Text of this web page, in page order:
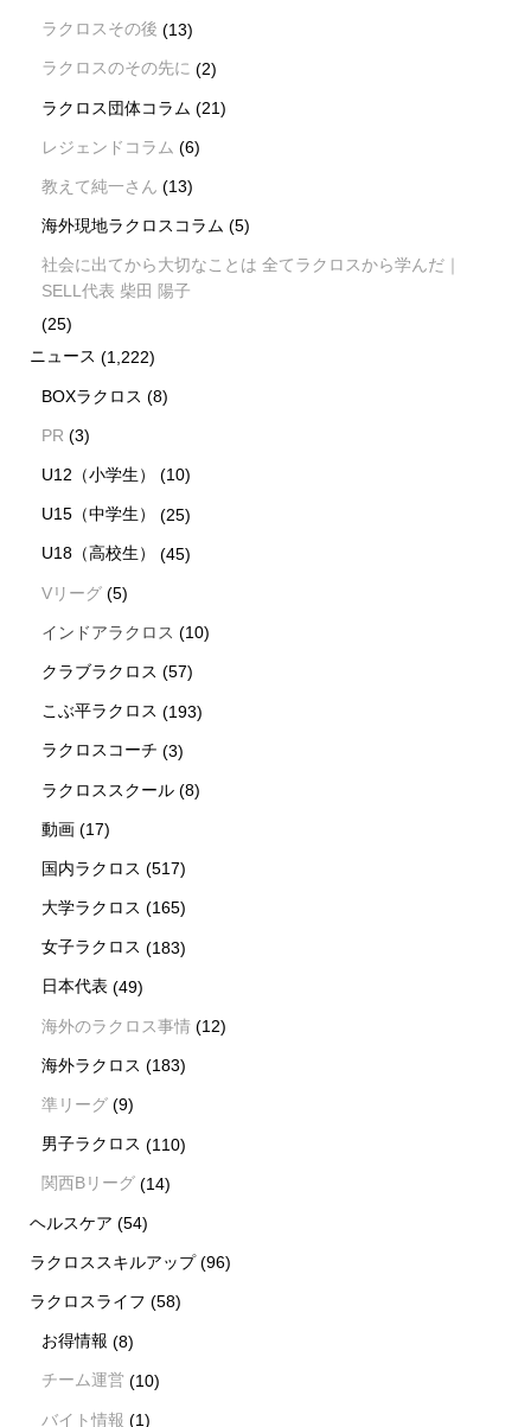
ラクロスその後 (13)
ラクロスのその先に (2)
ラクロス団体コラム (21)
レジェンドコラム (6)
教えて純一さん (13)
海外現地ラクロスコラム (5)
社会に出てから大切なことは 全てラクロスから学んだ｜
SELL代表 柴田 陽子
(25)
ニュース (1,222)
BOXラクロス (8)
PR (3)
U12（小学生） (10)
U15（中学生） (25)
U18（高校生） (45)
Vリーグ (5)
インドアラクロス (10)
クラブラクロス (57)
こぶ平ラクロス (193)
ラクロスコーチ (3)
ラクロススクール (8)
動画 (17)
国内ラクロス (517)
大学ラクロス (165)
女子ラクロス (183)
日本代表 (49)
海外のラクロス事情 (12)
海外ラクロス (183)
準リーグ (9)
男子ラクロス (110)
関西Bリーグ (14)
ヘルスケア (54)
ラクロススキルアップ(96)
ラクロスライフ (58)
お得情報 (8)
チーム運営 (10)
バイト情報 (1)